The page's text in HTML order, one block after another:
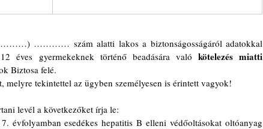
………… szám alatti lakos a biztonságosságáról adatokkal
éves gyermekeknek történő beadására való kötelezés miatti
Biztosa felé.
melyre tekintettel az ügyben személyesen is érintett vagyok!
levél a következőket írja le:
évfolyamban esedékes hepatitis B elleni védőoltásokat oltóanyag